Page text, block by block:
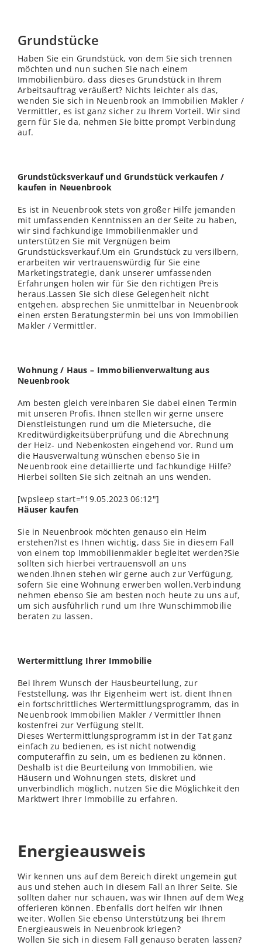
Grundstücke
Haben Sie ein Grundstück, von dem Sie sich trennen
möchten und nun suchen Sie nach einem
Immobilienbüro, dass dieses Grundstück in Ihrem
Arbeitsauftrag veräußert? Nichts leichter als das,
wenden Sie sich in Neuenbrook an Immobilien Makler /
Vermittler, es ist ganz sicher zu Ihrem Vorteil. Wir sind
gern für Sie da, nehmen Sie bitte prompt Verbindung
auf.
Grundstücksverkauf und Grundstück verkaufen /
kaufen in Neuenbrook
Es ist in Neuenbrook stets von großer Hilfe jemanden
mit umfassenden Kenntnissen an der Seite zu haben,
wir sind fachkundige Immobilienmakler und
unterstützen Sie mit Vergnügen beim
Grundstücksverkauf.Um ein Grundstück zu versilbern,
erarbeiten wir vertrauenswürdig für Sie eine
Marketingstrategie, dank unserer umfassenden
Erfahrungen holen wir für Sie den richtigen Preis
heraus.Lassen Sie sich diese Gelegenheit nicht
entgehen, absprechen Sie unmittelbar in Neuenbrook
einen ersten Beratungstermin bei uns von Immobilien
Makler / Vermittler.
Wohnung / Haus – Immobilienverwaltung aus
Neuenbrook
Am besten gleich vereinbaren Sie dabei einen Termin
mit unseren Profis. Ihnen stellen wir gerne unsere
Dienstleistungen rund um die Mietersuche, die
Kreditwürdigkeitsüberprüfung und die Abrechnung
der Heiz- und Nebenkosten eingehend vor. Rund um
die Hausverwaltung wünschen ebenso Sie in
Neuenbrook eine detaillierte und fachkundige Hilfe?
Hierbei sollten Sie sich zeitnah an uns wenden.
[wpsleep start="19.05.2023 06:12"]
Häuser kaufen
Sie in Neuenbrook möchten genauso ein Heim
erstehen?Ist es Ihnen wichtig, dass Sie in diesem Fall
von einem top Immobilienmakler begleitet werden?Sie
sollten sich hierbei vertrauensvoll an uns
wenden.Ihnen stehen wir gerne auch zur Verfügung,
sofern Sie eine Wohnung erwerben wollen.Verbindung
nehmen ebenso Sie am besten noch heute zu uns auf,
um sich ausführlich rund um Ihre Wunschimmobilie
beraten zu lassen.
Wertermittlung Ihrer Immobilie
Bei Ihrem Wunsch der Hausbeurteilung, zur
Feststellung, was Ihr Eigenheim wert ist, dient Ihnen
ein fortschrittliches Wertermittlungsprogramm, das in
Neuenbrook Immobilien Makler / Vermittler Ihnen
kostenfrei zur Verfügung stellt.
Dieses Wertermittlungsprogramm ist in der Tat ganz
einfach zu bedienen, es ist nicht notwendig
computeraffin zu sein, um es bedienen zu können.
Deshalb ist die Beurteilung von Immobilien, wie
Häusern und Wohnungen stets, diskret und
unverbindlich möglich, nutzen Sie die Möglichkeit den
Marktwert Ihrer Immobilie zu erfahren.
Energieausweis
Wir kennen uns auf dem Bereich direkt ungemein gut
aus und stehen auch in diesem Fall an Ihrer Seite. Sie
sollten daher nur schauen, was wir Ihnen auf dem Weg
offerieren können. Ebenfalls dort helfen wir Ihnen
weiter. Wollen Sie ebenso Unterstützung bei Ihrem
Energieausweis in Neuenbrook kriegen?
Wollen Sie sich in diesem Fall genauso beraten lassen?